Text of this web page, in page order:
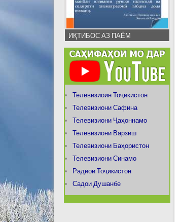
ИҚТИБОС АЗ ПАЁМ
Телевизиоин Тоҷикистон
Телевизиони Сафина
Телевизиони Ҷаҳоннамо
Телевизиони Варзиш
Телевизиони Баҳористон
Телевизиони Синамо
Радиои Тоҷикистон
Садои Душанбе